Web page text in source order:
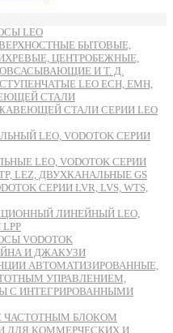
LEO
БЫТОВЫЕ,
ЦЕНТРОБЕЖНЫЕ,
И Т. Д.
LEO ECH, EMH,
СТАЛИ
СТАЛИ СЕРИИ LEO
LEO, VODOTOK СЕРИИ
LEO, VODOTOK СЕРИИ
LEZ, ДВУХКАНАЛЬНЫЕ GS
СЕРИИ LVR, LVS, WTS,
ЛИНЕЙНЫЙ LEO,
VODOTOK
И ДЖАКУЗИ
АВТОМАТИЗИРОВАННЫЕ,
УПРАВЛЕНИЕМ,
С ИНТЕГРИРОВАННЫМИ
ЧАСТОТНЫМ БЛОКОМ
ДЛЯ КОММЕРЧЕСКИХ И